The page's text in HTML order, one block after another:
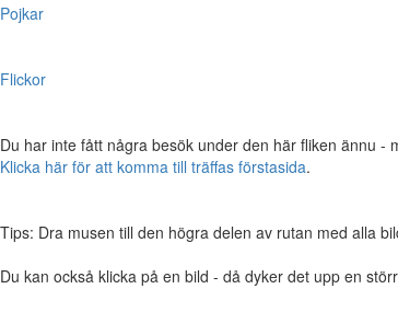
Pojkar
Flickor
Du har inte fått några besök under den här fliken ännu -
Klicka här för att komma till träffas förstasida.
Tips: Dra musen till den högra delen av rutan med alla
Du kan också klicka på en bild - då dyker det upp en